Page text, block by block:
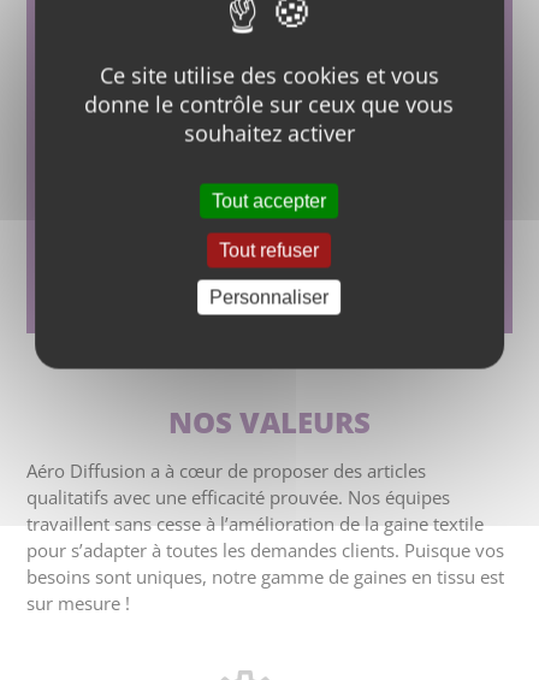
Mètres linéaires
de gaines
fabriquées
Dossiers
traités
par an
NOS VALEURS
Aéro Diffusion a à cœur de proposer des articles
qualitatifs avec une efficacité prouvée. Nos équipes
travaillent sans cesse à l’amélioration de la gaine textile
pour s’adapter à toutes les demandes clients. Puisque vos
besoins sont uniques, notre gamme de gaines en tissu est
sur mesure !
Ce site utilise des cookies et vous
donne le contrôle sur ceux que vous
souhaitez activer
Tout accepter
Tout refuser
Personnaliser